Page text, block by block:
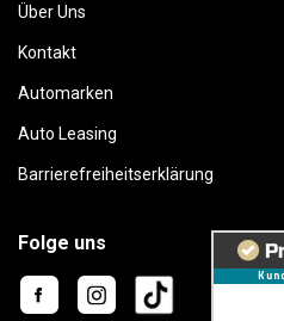
Über Uns
Kontakt
Automarken
Auto Leasing
Barrierefreiheitserklärung
Folge uns